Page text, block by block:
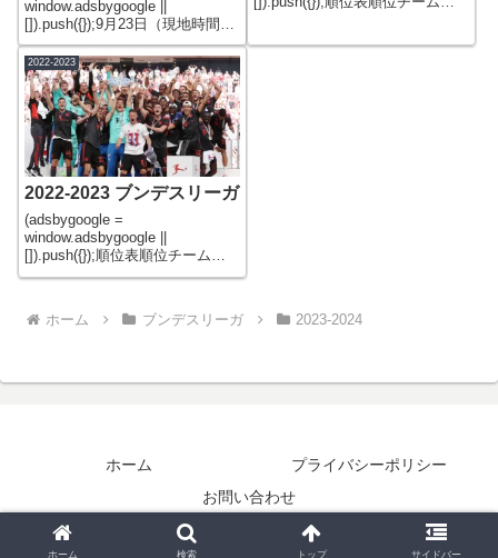
window.adsbygoogle ||
[]).push({});9月23日（現地時間）
にブンデスリーガ第5節バイエル
ンvsボーフムが行われた。試合
はバイエルンのホームスタジア
ムアリアンツアレーナで開催。
ス
2022-2023
2022-2023 ブンデスリーガ
(adsbygoogle =
window.adsbygoogle ||
[]).push({});順位表順位チーム名
勝点試合数勝引敗得失点差1バイ
71342185542ドルトムント
71342257393ライプチヒ6634
ホーム ブンデスリーガ 2023-2024
ホーム
プライバシーポリシー
お問い合わせ
© 2022 サッカー日記.
ホーム 検索 トップ サイドバー